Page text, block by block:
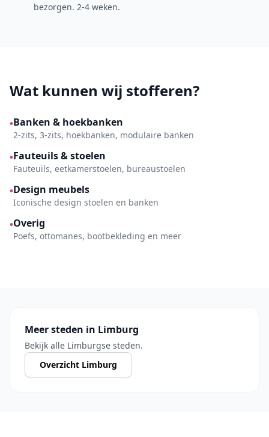
bezorgen. 2-4 weken.
Wat kunnen wij stofferen?
•Banken & hoekbanken
2-zits, 3-zits, hoekbanken, modulaire banken
•Fauteuils & stoelen
Fauteuils, eetkamerstoelen, bureaustoelen
•Design meubels
Iconische design stoelen en banken
•Overig
Poefs, ottomanes, bootbekleding en meer
Meer steden in Limburg
Bekijk alle Limburgse steden.
Overzicht Limburg